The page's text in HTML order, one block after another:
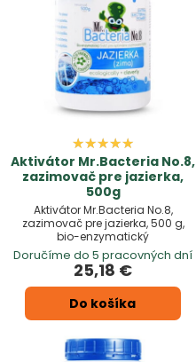
Aktivátor Mr.Bacteria No.8,
zazimovač pre jazierka,
500g
Aktivátor Mr.Bacteria No.8,
zazimovač pre jazierka, 500 g,
bio-enzymatický
Doručíme do 5 pracovných dní
25,18 €
Do košíka